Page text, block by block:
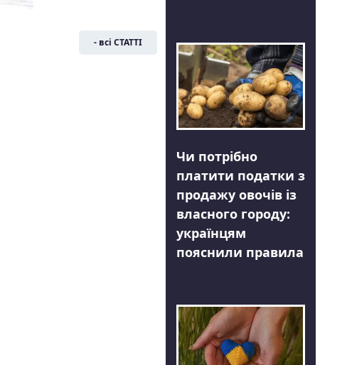
- всі СТАТТІ
Чи потрібно
платити податки з
продажу овочів із
власного городу:
українцям
пояснили правила